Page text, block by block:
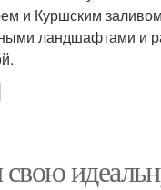
и Куршским
ландшафтами и
свою